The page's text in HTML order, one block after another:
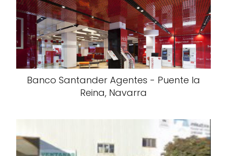
Banco Santander Agentes - Puente la
Reina, Navarra